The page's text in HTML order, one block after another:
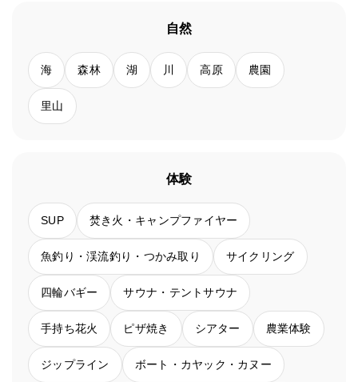
自然
海 森林 湖 川 高原 農園
里山
体験
SUP 焚き火・キャンプファイヤー
魚釣り・渓流釣り・つかみ取り サイクリング
四輪バギー サウナ・テントサウナ
手持ち花火 ピザ焼き シアター 農業体験
ジップライン ボート・カヤック・カヌー